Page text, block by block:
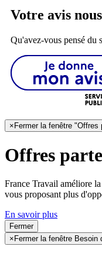
Votre avis
Qu'avez-vous pensé du
×Fermer la fenêtre "Offres
Offres
France Travail améliore
vous proposant plus
En savoir plus
Fermer
× Fermer la fenêtre Besoin